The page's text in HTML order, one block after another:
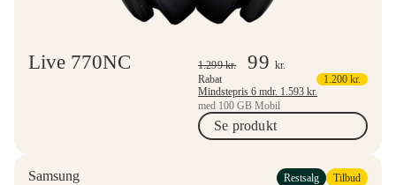
Live 770NC 1.299kr. 99 kr.
Rabat
1.200 kr.
Mindstepris 6 mdr. 1.593 kr.
med 100 GB Mobil
Se produkt
Samsung Restsalg Tilbud